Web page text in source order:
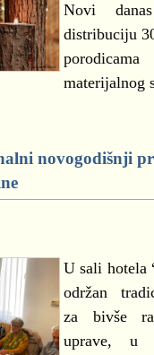
Novi
distribuciju
materijalnog
novogodišnji
U sali hotela
održan
za bivše
uprave, u